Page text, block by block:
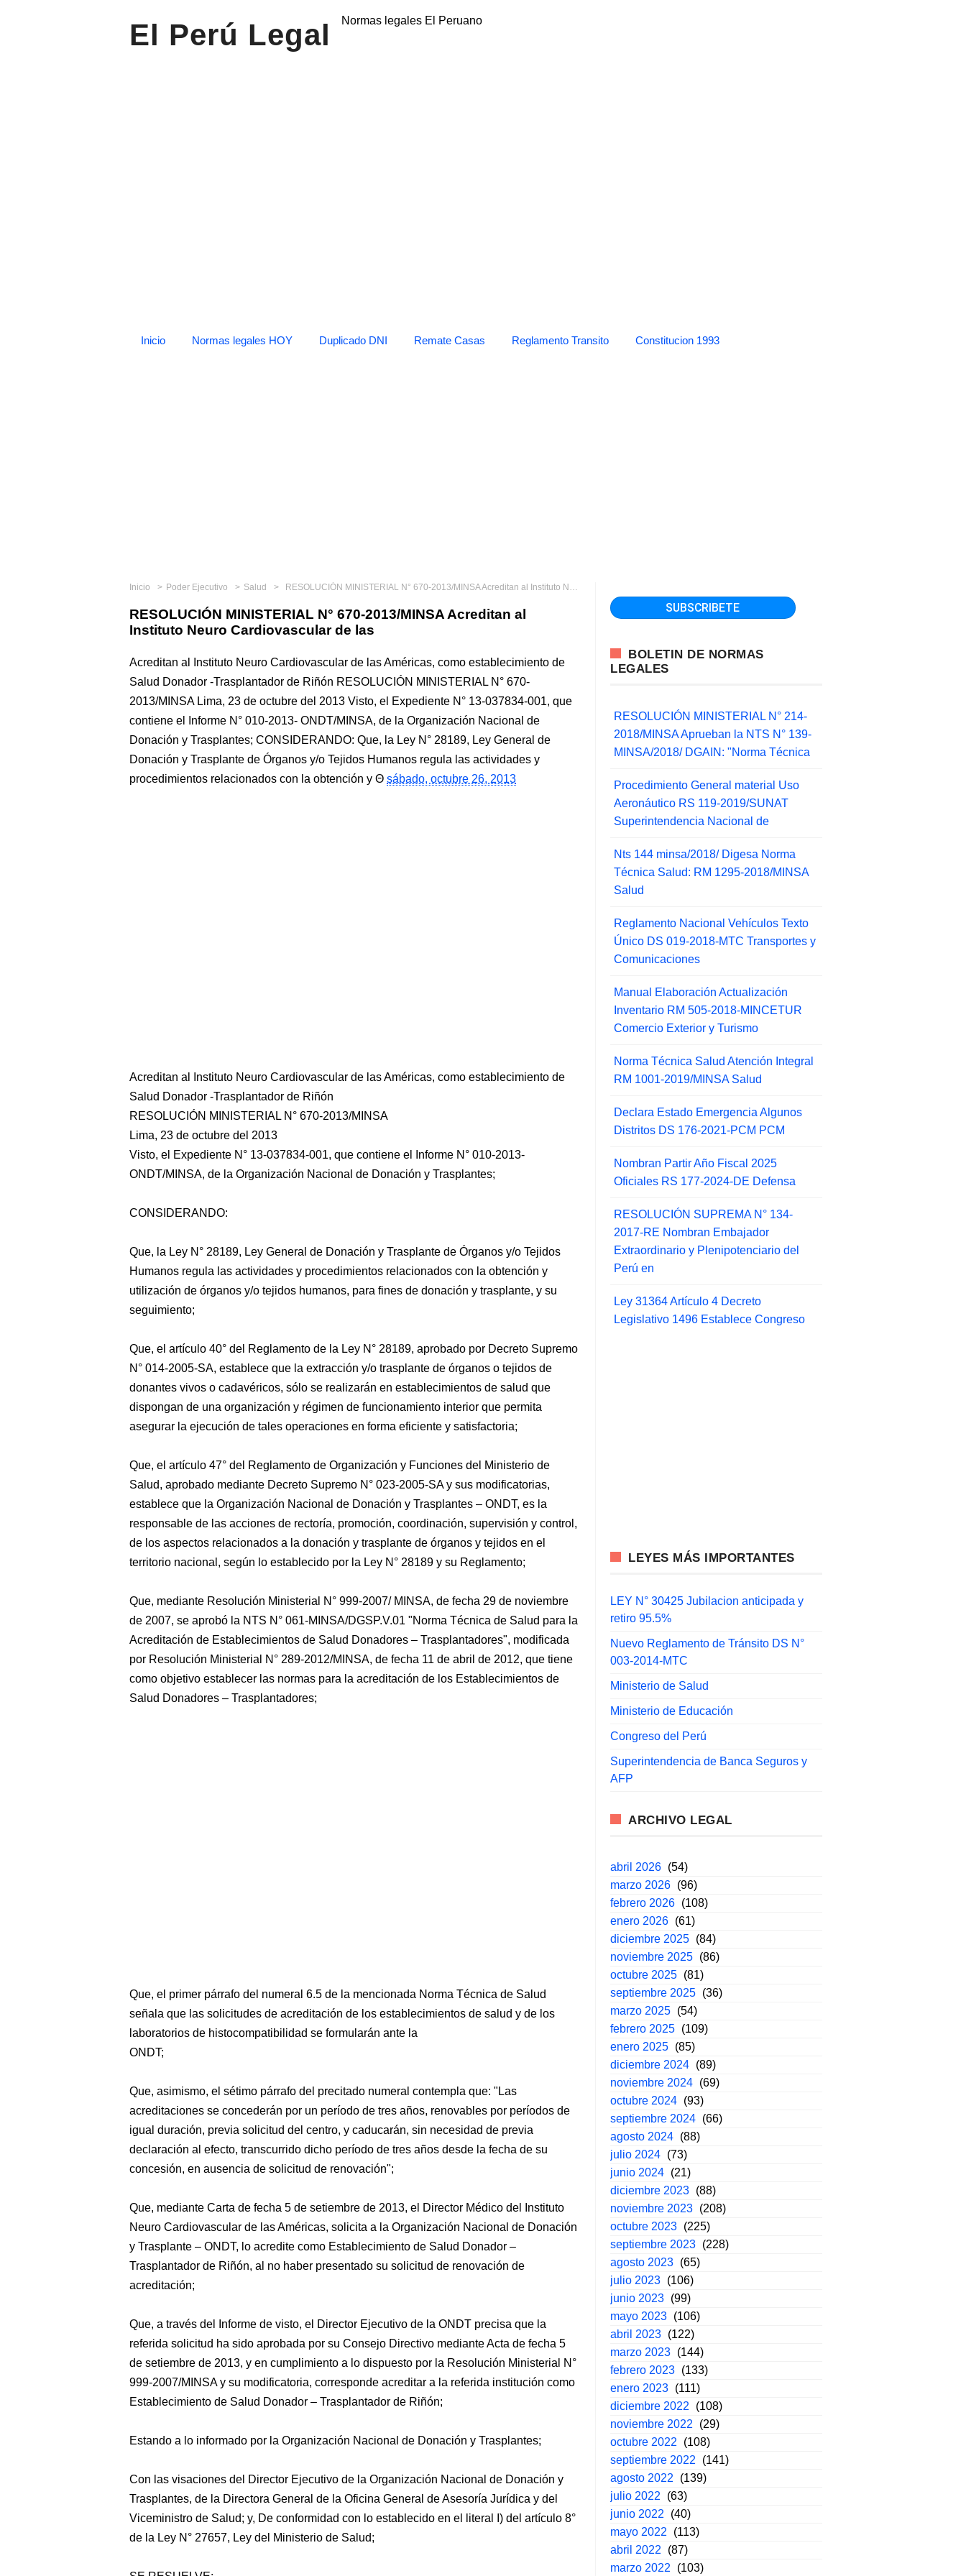
El Perú Legal Normas legales El Peruano
Inicio Normas legales HOY Duplicado DNI Remate Casas Reglamento Transito Constitucion 1993
Inicio Poder Ejecutivo Salud RESOLUCIÓN MINISTERIAL N° 670-2013/MINSA Acreditan al Instituto Neuro Cardiovascular de las
RESOLUCIÓN MINISTERIAL N° 670-2013/MINSA Acreditan al
Instituto Neuro Cardiovascular de las
Acreditan al Instituto Neuro Cardiovascular de las Américas, como establecimiento de
Salud Donador -Trasplantador de Riñón RESOLUCIÓN MINISTERIAL N° 670-
2013/MINSA Lima, 23 de octubre del 2013 Visto, el Expediente N° 13-037834-001, que
contiene el Informe N° 010-2013- ONDT/MINSA, de la Organización Nacional de
Donación y Trasplantes; CONSIDERANDO: Que, la Ley N° 28189, Ley General de
Donación y Trasplante de Órganos y/o Tejidos Humanos regula las actividades y
procedimientos relacionados con la obtención y
sábado, octubre 26, 2013
Acreditan al Instituto Neuro Cardiovascular de las Américas, como establecimiento de
Salud Donador -Trasplantador de Riñón
RESOLUCIÓN MINISTERIAL N° 670-2013/MINSA
Lima, 23 de octubre del 2013
Visto, el Expediente N° 13-037834-001, que contiene el Informe N° 010-2013-
ONDT/MINSA, de la Organización Nacional de Donación y Trasplantes;
CONSIDERANDO:
Que, la Ley N° 28189, Ley General de Donación y Trasplante de Órganos y/o Tejidos
Humanos regula las actividades y procedimientos relacionados con la obtención y
utilización de órganos y/o tejidos humanos, para fines de donación y trasplante, y su
seguimiento;
Que, el artículo 40° del Reglamento de la Ley N° 28189, aprobado por Decreto Supremo
N° 014-2005-SA, establece que la extracción y/o trasplante de órganos o tejidos de
donantes vivos o cadavéricos, sólo se realizarán en establecimientos de salud que
dispongan de una organización y régimen de funcionamiento interior que permita
asegurar la ejecución de tales operaciones en forma eficiente y satisfactoria;
Que, el artículo 47° del Reglamento de Organización y Funciones del Ministerio de
Salud, aprobado mediante Decreto Supremo N° 023-2005-SA y sus modificatorias,
establece que la Organización Nacional de Donación y Trasplantes – ONDT, es la
responsable de las acciones de rectoría, promoción, coordinación, supervisión y control,
de los aspectos relacionados a la donación y trasplante de órganos y tejidos en el
territorio nacional, según lo establecido por la Ley N° 28189 y su Reglamento;
Que, mediante Resolución Ministerial N° 999-2007/ MINSA, de fecha 29 de noviembre
de 2007, se aprobó la NTS N° 061-MINSA/DGSP.V.01 "Norma Técnica de Salud para la
Acreditación de Establecimientos de Salud Donadores – Trasplantadores", modificada
por Resolución Ministerial N° 289-2012/MINSA, de fecha 11 de abril de 2012, que tiene
como objetivo establecer las normas para la acreditación de los Establecimientos de
Salud Donadores – Trasplantadores;
Que, el primer párrafo del numeral 6.5 de la mencionada Norma Técnica de Salud
señala que las solicitudes de acreditación de los establecimientos de salud y de los
laboratorios de histocompatibilidad se formularán ante la
ONDT;
Que, asimismo, el sétimo párrafo del precitado numeral contempla que: "Las
acreditaciones se concederán por un período de tres años, renovables por períodos de
igual duración, previa solicitud del centro, y caducarán, sin necesidad de previa
declaración al efecto, transcurrido dicho período de tres años desde la fecha de su
concesión, en ausencia de solicitud de renovación";
Que, mediante Carta de fecha 5 de setiembre de 2013, el Director Médico del Instituto
Neuro Cardiovascular de las Américas, solicita a la Organización Nacional de Donación
y Trasplante – ONDT, lo acredite como Establecimiento de Salud Donador –
Trasplantador de Riñón, al no haber presentado su solicitud de renovación de
acreditación;
Que, a través del Informe de visto, el Director Ejecutivo de la ONDT precisa que la
referida solicitud ha sido aprobada por su Consejo Directivo mediante Acta de fecha 5
de setiembre de 2013, y en cumplimiento a lo dispuesto por la Resolución Ministerial N°
999-2007/MINSA y su modificatoria, corresponde acreditar a la referida institución como
Establecimiento de Salud Donador – Trasplantador de Riñón;
Estando a lo informado por la Organización Nacional de Donación y Trasplantes;
Con las visaciones del Director Ejecutivo de la Organización Nacional de Donación y
Trasplantes, de la Directora General de la Oficina General de Asesoría Jurídica y del
Viceministro de Salud; y, De conformidad con lo establecido en el literal I) del artículo 8°
de la Ley N° 27657, Ley del Ministerio de Salud;
BOLETIN DE NORMAS
LEGALES
RESOLUCIÓN MINISTERIAL N° 214-
2018/MINSA Aprueban la NTS N° 139-
MINSA/2018/ DGAIN: "Norma Técnica
Procedimiento General material Uso
Aeronáutico RS 119-2019/SUNAT
Superintendencia Nacional de
Nts 144 minsa/2018/ Digesa Norma
Técnica Salud: RM 1295-2018/MINSA
Salud
Reglamento Nacional Vehículos Texto
Único DS 019-2018-MTC Transportes y
Comunicaciones
Manual Elaboración Actualización
Inventario RM 505-2018-MINCETUR
Comercio Exterior y Turismo
Norma Técnica Salud Atención Integral
RM 1001-2019/MINSA Salud
Declara Estado Emergencia Algunos
Distritos DS 176-2021-PCM PCM
Nombran Partir Año Fiscal 2025
Oficiales RS 177-2024-DE Defensa
RESOLUCIÓN SUPREMA N° 134-
2017-RE Nombran Embajador
Extraordinario y Plenipotenciario del
Perú en
Ley 31364 Artículo 4 Decreto
Legislativo 1496 Establece Congreso
LEYES MÁS IMPORTANTES
LEY N° 30425 Jubilacion anticipada y
retiro 95.5%
Nuevo Reglamento de Tránsito DS N°
003-2014-MTC
Ministerio de Salud
Ministerio de Educación
Congreso del Perú
Superintendencia de Banca Seguros y
AFP
ARCHIVO LEGAL
abril 2026 (54)
marzo 2026 (96)
febrero 2026 (108)
enero 2026 (61)
diciembre 2025 (84)
noviembre 2025 (86)
octubre 2025 (81)
septiembre 2025 (36)
marzo 2025 (54)
febrero 2025 (109)
enero 2025 (85)
diciembre 2024 (89)
noviembre 2024 (69)
octubre 2024 (93)
septiembre 2024 (66)
agosto 2024 (88)
julio 2024 (73)
junio 2024 (21)
diciembre 2023 (88)
noviembre 2023 (208)
octubre 2023 (225)
septiembre 2023 (228)
agosto 2023 (65)
julio 2023 (106)
junio 2023 (99)
mayo 2023 (106)
abril 2023 (122)
marzo 2023 (144)
febrero 2023 (133)
enero 2023 (111)
diciembre 2022
(108)
noviembre 2022
(29)
octubre 2022
(108)
septiembre 2022
(141)
agosto 2022
(139)
julio 2022
(63)
junio 2022
(40)
mayo 2022
(113)
abril 2022
(87)
marzo 2022
(103)